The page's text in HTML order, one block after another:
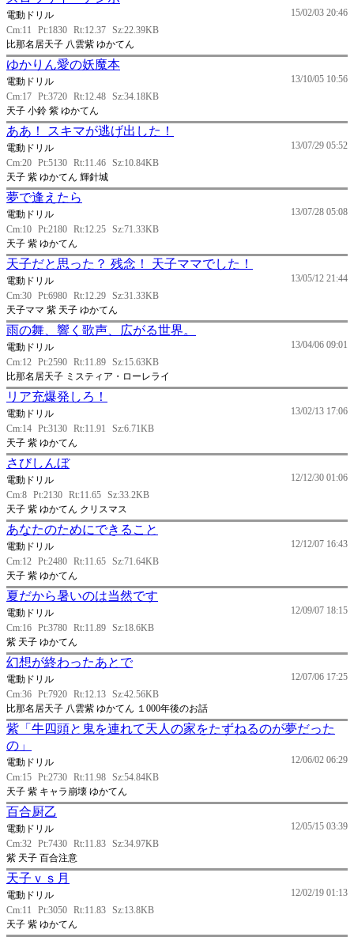
15/02/03 20:46
電動ドリル
Cm:11
Pt:1830 Rt:12.37 Sz:22.39KB
比那名居天子 八雲紫 ゆかてん
ゆかりん愛の妖魔本
13/10/05 10:56
電動ドリル
Cm:17 Pt:3720 Rt:12.48 Sz:34.18KB
天子 小鈴 紫 ゆかてん
ああ！ スキマが逃げ出した！
13/07/29 05:52
電動ドリル
Cm:20 Pt:5130 Rt:11.46 Sz:10.84KB
天子 紫 ゆかてん 輝針城
夢で逢えたら
13/07/28 05:08
電動ドリル
Cm:10 Pt:2180 Rt:12.25 Sz:71.33KB
天子 紫 ゆかてん
天子だと思った？ 残念！ 天子ママでした！
13/05/12 21:44
電動ドリル
Cm:30 Pt:6980 Rt:12.29 Sz:31.33KB
天子ママ 紫 天子 ゆかてん
雨の舞、響く歌声、広がる世界。
13/04/06 09:01
電動ドリル
Cm:12 Pt:2590 Rt:11.89 Sz:15.63KB
比那名居天子 ミスティア・ローレライ
リア充爆発しろ！
13/02/13 17:06
電動ドリル
Cm:14 Pt:3130 Rt:11.91
Sz:6.71KB
天子 紫 ゆかてん
さびしんぼ
12/12/30 01:06
電動ドリル
Cm:8 Pt:2130 Rt:11.65 Sz:33.2KB
天子 紫 ゆかてん クリスマス
あなたのためにできること
12/12/07 16:43
電動ドリル
Cm:12 Pt:2480 Rt:11.65 Sz:71.64KB
天子 紫 ゆかてん
夏だから暑いのは当然です
12/09/07 18:15
電動ドリル
Cm:16 Pt:3780 Rt:11.89 Sz:18.6KB
紫 天子 ゆかてん
幻想が終わったあとで
12/07/06 17:25
電動ドリル
Cm:36 Pt:7920 Rt:12.13 Sz:42.56KB
比那名居天子 八雲紫 ゆかてん １000年後のお話
紫「牛四頭と鬼を連れて天人の家をたずねるのが夢だった
の」
12/06/02 06:29
電動ドリル
Cm:15 Pt:2730 Rt:11.98 Sz:54.84KB
天子 紫 キャラ崩壊 ゆかてん
百合厨乙
12/05/15 03:39
電動ドリル
Cm:32 Pt:7430 Rt:11.83 Sz:34.97KB
紫 天子 百合注意
天子ｖｓ月
12/02/19 01:13
電動ドリル
Cm:11
Pt:3050 Rt:11.83 Sz:13.8KB
天子 紫 ゆかてん